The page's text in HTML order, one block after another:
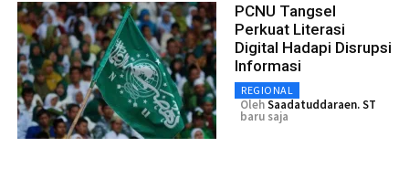
PCNU Tangsel
Perkuat Literasi
Digital Hadapi Disrupsi
Informasi
REGIONAL
OlehSaadatuddaraen. ST
baru saja